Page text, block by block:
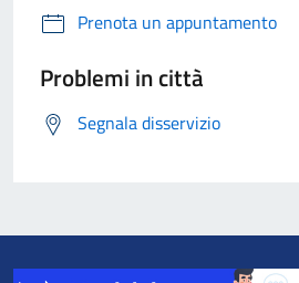
Prenota un appuntamento
Problemi in città
Segnala disservizio